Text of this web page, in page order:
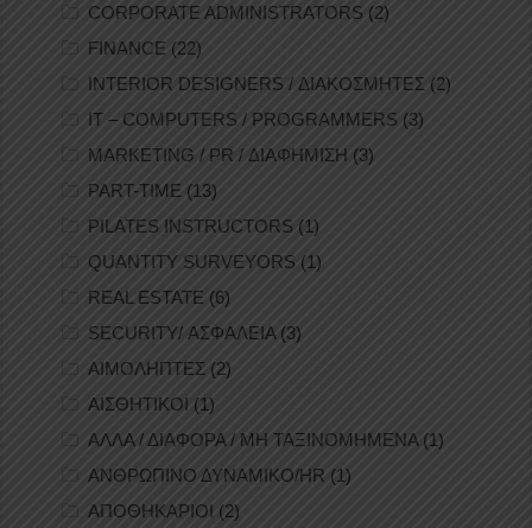
CORPORATE ADMINISTRATORS (2)
FINANCE (22)
INTERIOR DESIGNERS / ΔΙΑΚΟΣΜΗΤΕΣ (2)
IT – COMPUTERS / PROGRAMMERS (3)
MARKETING / PR / ΔΙΑΦΗΜΙΣΗ (3)
PART-TIME (13)
PILATES INSTRUCTORS (1)
QUANTITY SURVEYORS (1)
REAL ESTATE (6)
SECURITY/ ΑΣΦΑΛΕΙΑ(3)
ΑΙΜΟΛΗΠΤΕΣ (2)
ΑΙΣΘΗΤΙΚΟΙ (1)
ΑΛΛΑ / ΔΙΑΦΟΡΑ / ΜΗ ΤΑΞΙΝΟΜΗΜΕΝΑ(1)
ΑΝΘΡΩΠΙΝΟ ΔΥΝΑΜΙΚΟ/HR (1)
ΑΠΟΘΗΚΑΡΙΟΙ (2)